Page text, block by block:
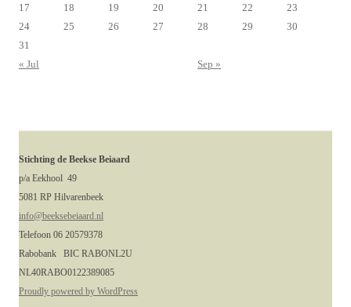
17
18 19 20 21 22
23
24
25 26 27 28 29
30
31
« Jul
Sep »
Stichting de Beekse Beiaard
p/a Eekhool 49
5081 RP Hilvarenbeek
info@beeksebeiaard.nl
Telefoon 06 20579378
Rabobank BIC RABONL2U
NL40RABO0122389085
Proudly powered by WordPress